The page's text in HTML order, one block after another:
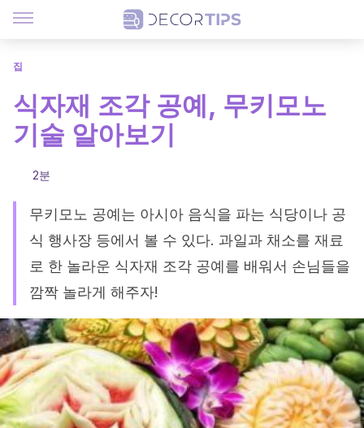
집
식자재 조각 공예, 무키모노
기술 알아보기
2분
무키모노 공예는 아시아 음식을 파는 식당이나 공
식 행사장 등에서 볼 수 있다. 과일과 채소를 재료
로 한 놀라운 식자재 조각 공예를 배워서 손님들을
깜짝 놀라게 해주자!